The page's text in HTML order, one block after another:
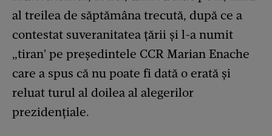
al treilea de săptămâna trecută, după ce a
contestat suveranitatea țării și l-a numit
„tiran' pe președintele CCR Marian Enache
care a spus că nu poate fi dată o erată și
reluat turul al doilea al alegerilor
prezidențiale.